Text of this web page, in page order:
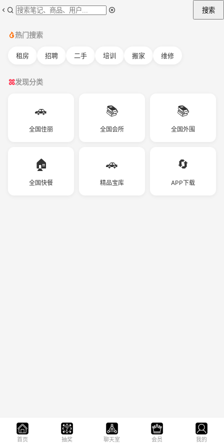
搜索
热门搜索
租房 招聘 二手 培训 搬家 维修
发现分类
🚗
全国佳丽
📚
全国会所
📚
全国外围
🏠
全国快餐
🚗
精品宝库
🔄
APP下载
首页 抽奖 聊天室 会员 我的